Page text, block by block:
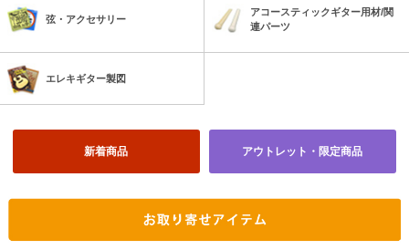
弦・アクセサリー
アコースティックギター用材/関
連パーツ
エレキギター製図
新着商品 アウトレット・限定商品